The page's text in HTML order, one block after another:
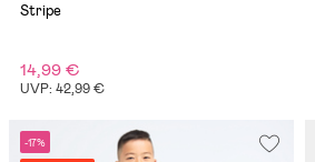
Stripe
14,99 €
UVP: 42,99 €
-17%